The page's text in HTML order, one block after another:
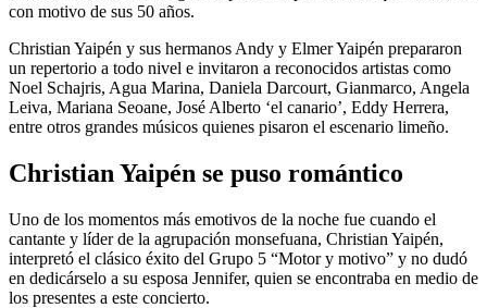
con motivo de sus 50 años.
Christian Yaipén y sus hermanos Andy y Elmer Yaipén prepararon
un repertorio a todo nivel e invitaron a reconocidos artistas como
Noel Schajris, Agua Marina, Daniela Darcourt, Gianmarco, Angela
Leiva, Mariana Seoane, José Alberto ‘el canario’, Eddy Herrera,
entre otros grandes músicos quienes pisaron el escenario limeño.
Christian Yaipén se puso romántico
Uno de los momentos más emotivos de la noche fue cuando el
cantante y líder de la agrupación monsefuana, Christian Yaipén,
interpretó el clásico éxito del Grupo 5 “Motor y motivo” y no dudó
en dedicárselo a su esposa Jennifer, quien se encontraba en medio de
los presentes a este concierto.